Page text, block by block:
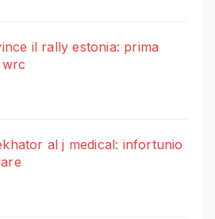
il rally estonia: prima
al j medical: infortunio